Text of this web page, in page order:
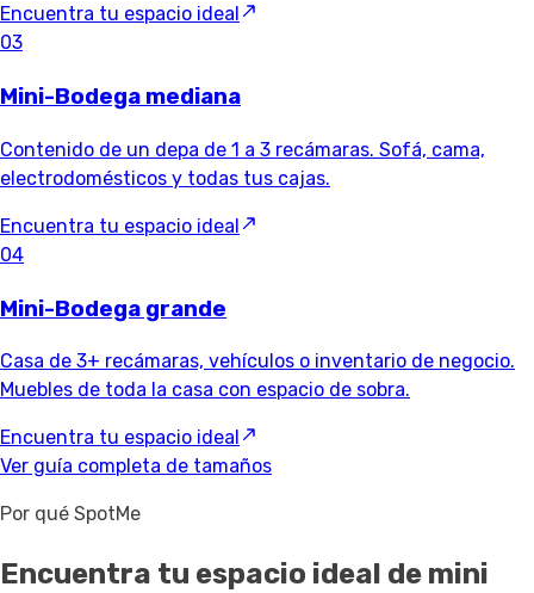
Encuentra tu espacio ideal
03
Mini-Bodega mediana
Contenido de un depa de 1 a 3 recámaras. Sofá, cama,
electrodomésticos y todas tus cajas.
Encuentra tu espacio ideal
04
Mini-Bodega grande
Casa de 3+ recámaras, vehículos o inventario de negocio.
Muebles de toda la casa con espacio de sobra.
Encuentra tu espacio ideal
Ver guía completa de tamaños
Por qué SpotMe
Encuentra tu espacio ideal de mini